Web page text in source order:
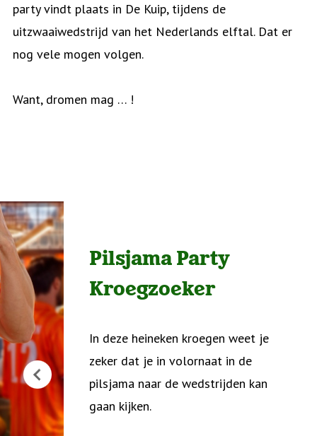
party vindt plaats in De Kuip, tijdens de
uitzwaaiwedstrijd van het Nederlands elftal. Dat er
nog vele mogen volgen.
Want, dromen mag … !
Pilsjama Party
Kroegzoeker
In deze heineken kroegen weet je
zeker dat je in volornaat in de
pilsjama naar de wedstrijden kan
gaan kijken.